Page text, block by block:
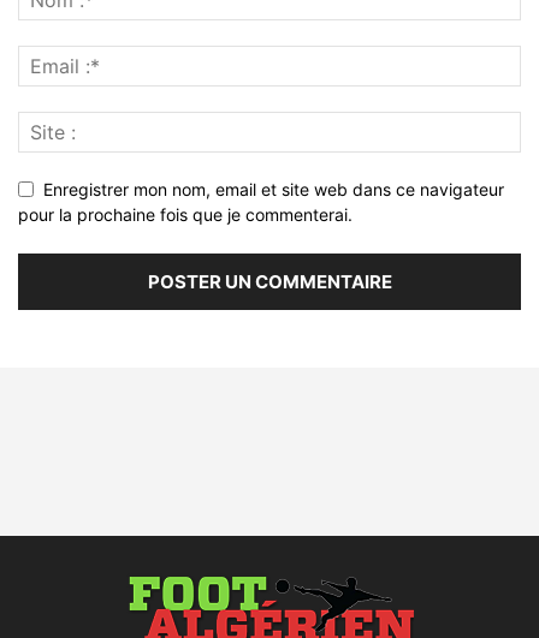
Enregistrer mon nom, email et site web dans ce navigateur
pour la prochaine fois que je commenterai.